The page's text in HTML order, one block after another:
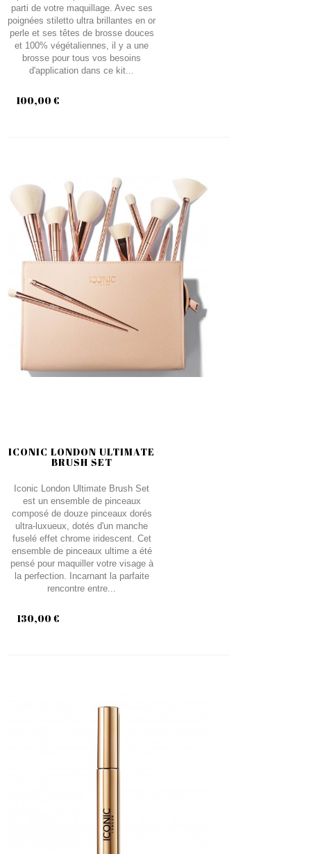
parti de votre maquillage. Avec ses
poignées stiletto ultra brillantes en or
perle et ses têtes de brosse douces
et 100% végétaliennes, il y a une
brosse pour tous vos besoins
d'application dans ce kit...
100,00 €
ICONIC LONDON ULTIMATE
BRUSH SET
Iconic London Ultimate Brush Set
est un ensemble de pinceaux
composé de douze pinceaux dorés
ultra-luxueux, dotés d'un manche
fuselé effet chrome iridescent. Cet
ensemble de pinceaux ultime a été
pensé pour maquiller votre visage à
la perfection. Incarnant la parfaite
rencontre entre...
130,00 €